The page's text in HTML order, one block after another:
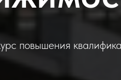
повышения